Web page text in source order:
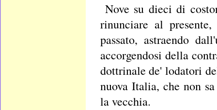
Nove su dieci di
rinunciare al
passato, astraendo
accorgendosi della
dottrinale de' lodatori
nuova Italia, che non
la vecchia.